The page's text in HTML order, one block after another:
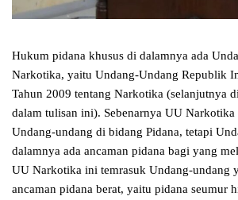
Hukum pidana khusus di dalamnya ada
Narkotika, yaitu Undang-Undang Republik
Tahun 2009 tentang Narkotika (selanjutnya
dalam tulisan ini). Sebenarnya UU Narkotika
Undang-undang di bidang Pidana, tetapi
dalamnya ada ancaman pidana bagi yang
UU Narkotika ini temrasuk Undang-undang
ancaman pidana berat, yaitu pidana seumur